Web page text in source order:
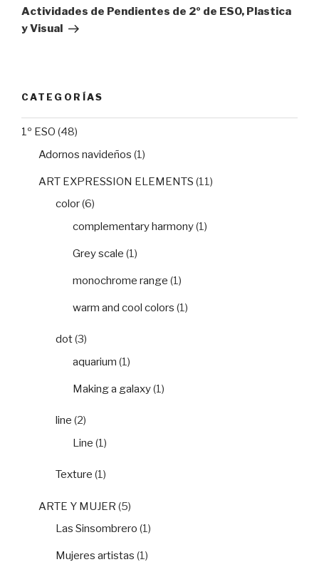
entrada
Actividades de Pendientes de 2º de ESO, Plastica
y Visual
CATEGORÍAS
1º ESO (48)
Adornos navideños (1)
ART EXPRESSION ELEMENTS (11)
color(6)
complementary harmony(1)
Grey scale (1)
monochrome range (1)
warm and cool colors (1)
dot(3)
aquarium (1)
Making a galaxy(1)
line (2)
Line (1)
Texture (1)
ARTE Y MUJER (5)
Las Sinsombrero (1)
Mujeres artistas (1)